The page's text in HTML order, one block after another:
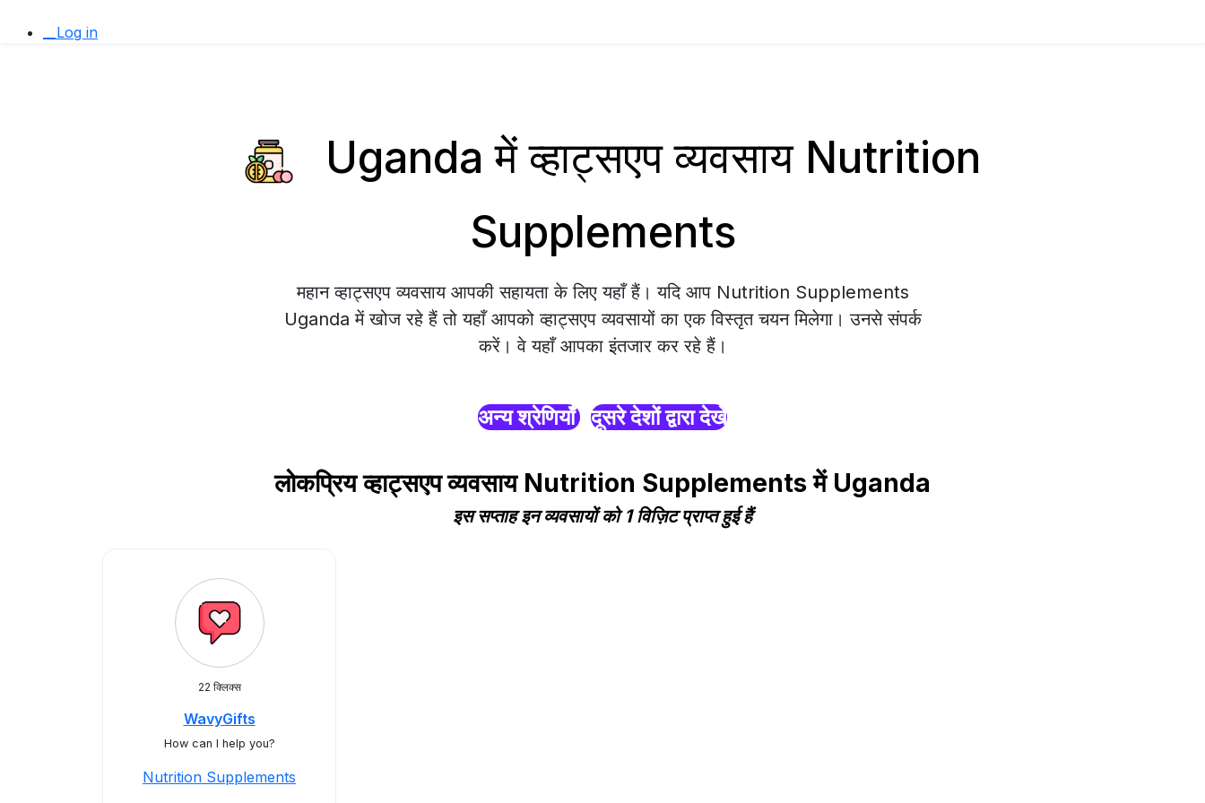
__Log in
Uganda में व्हाट्सएप व्यवसाय Nutrition
Supplements
महान व्हाट्सएप व्यवसाय आपकी सहायता के लिए यहाँ हैं। यदि आप Nutrition Supplements
Uganda में खोज रहे हैं तो यहाँ आपको व्हाट्सएप व्यवसायों का एक विस्तृत चयन मिलेगा। उनसे संपर्क
करें। वे यहाँ आपका इंतजार कर रहे हैं।
अन्य श्रेणियाँ दूसरे देशों द्वारा देखें
लोकप्रिय व्हाट्सएप व्यवसाय Nutrition Supplements में Uganda
इस सप्ताह इन व्यवसायों को 1 विज़िट प्राप्त हुई हैं
22 क्लिक्स
WavyGifts
How can I help you?
Nutrition Supplements